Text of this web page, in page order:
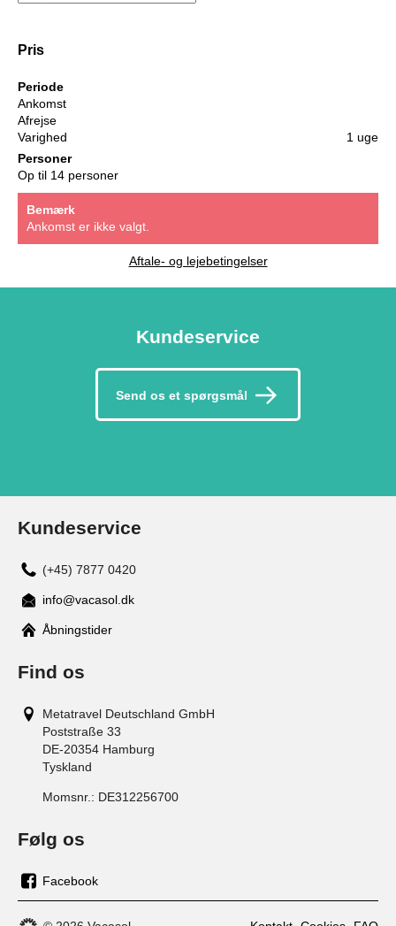
Pris
Periode
Ankomst
Afrejse
Varighed
1 uge
Personer
Op til 14 personer
Bemærk
Ankomst er ikke valgt.
Aftale- og lejebetingelser
Kundeservice
Send os et spørgsmål
Kundeservice
(+45) 7877 0420
info@vacasol.dk
Åbningstider
Find os
Metatravel Deutschland GmbH
Poststraße 33
DE-20354 Hamburg
Tyskland
Momsnr.: DE312256700
Følg os
os
på
Facebook